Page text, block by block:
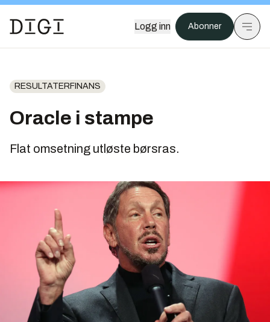
Logg inn Abonner
RESULTATERFINANS
Oracle i stampe
Flat omsetning utløste børsras.